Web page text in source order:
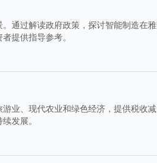
通过解读政府政策，探讨智能制造在
提供指导参考。
业、现代农业和绿色经济，提供税收
发展。